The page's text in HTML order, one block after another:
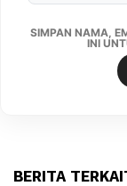
SIMPAN NAMA,
INI
BERITA